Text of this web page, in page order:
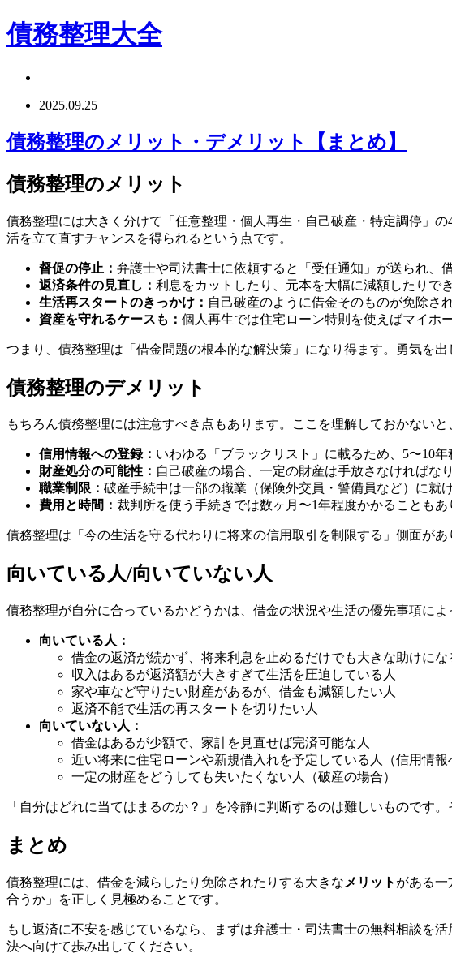
債務整理大全
2025.09.25
債務整理のメリット・デメリット【まとめ】
債務整理のメリット
債務整理には大きく分けて「任意整理・個人再生・自己破産・特定調停」
活を立て直すチャンスを得られるという点です。
督促の停止： 弁護士や司法書士に依頼すると「受任通知」が送られ、
返済条件の見直し： 利息をカットしたり、元本を大幅に減額したりで
生活再スタートのきっかけ： 自己破産のように借金そのものが免除さ
資産を守れるケースも： 個人再生では住宅ローン特則を使えばマイホ
つまり、債務整理は「借金問題の根本的な解決策」になり得ます。勇気を
債務整理のデメリット
もちろん債務整理には注意すべき点もあります。ここを理解しておかない
信用情報への登録： いわゆる「ブラックリスト」に載るため、5〜10
財産処分の可能性： 自己破産の場合、一定の財産は手放さなければな
職業制限： 破産手続中は一部の職業（保険外交員・警備員など）に就
費用と時間： 裁判所を使う手続きでは数ヶ月〜1年程度かかることもあ
債務整理は「今の生活を守る代わりに将来の信用取引を制限する」側面が
向いている人/向いていない人
債務整理が自分に合っているかどうかは、借金の状況や生活の優先事項によ
向いている人：
借金の返済が続かず、将来利息を止めるだけでも大きな助けにな
収入はあるが返済額が大きすぎて生活を圧迫している人
家や車など守りたい財産があるが、借金も減額したい人
返済不能で生活の再スタートを切りたい人
向いていない人：
借金はあるが少額で、家計を見直せば完済可能な人
近い将来に住宅ローンや新規借入れを予定している人（信用情報
一定の財産をどうしても失いたくない人（破産の場合）
「自分はどれに当てはまるのか？」を冷静に判断するのは難しいものです
まとめ
債務整理には、借金を減らしたり免除されたりする大きな メリット がある一
合うか」を正しく見極めることです。
もし返済に不安を感じているなら、まずは弁護士・司法書士の無料相談を
決へ向けて歩み出してください。